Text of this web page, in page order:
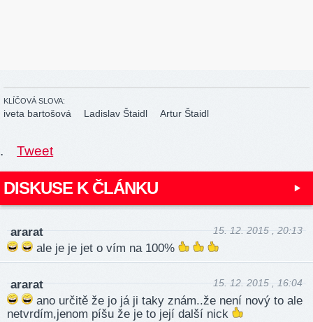
KLÍČOVÁ SLOVA:
iveta bartošová Ladislav Štaidl Artur Štaidl
. Tweet
DISKUSE K ČLÁNKU
ararat 15. 12. 2015 , 20:13
ale je je jet o vím na 100%
ararat 15. 12. 2015 , 16:04
ano určitě že jo já ji taky znám..že není nový to ale
netvrdím,jenom píšu že je to její další nick